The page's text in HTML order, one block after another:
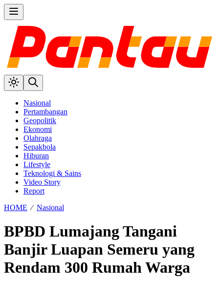
Nasional
Pertambangan
Geopolitik
Ekonomi
Olahraga
Sepakbola
Hiburan
Lifestyle
Teknologi & Sains
Video Story
Report
HOME ⁄ Nasional
BPBD Lumajang Tangani
Banjir Luapan Semeru yang
Rendam 300 Rumah Warga